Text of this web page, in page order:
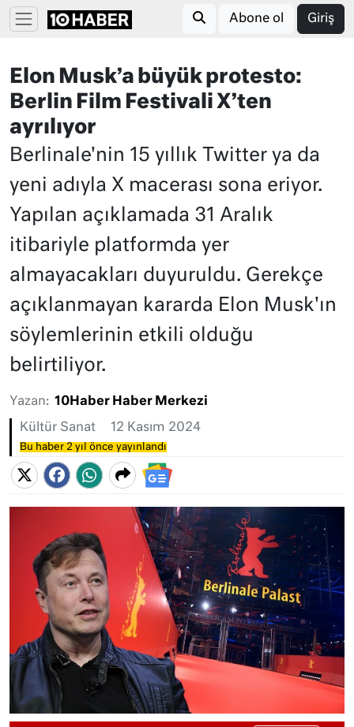
Abone ol Giriş
Elon Musk’a büyük protesto:
Berlin Film Festivali X’ten
ayrılıyor
Berlinale'nin 15 yıllık Twitter ya da
yeni adıyla X macerası sona eriyor.
Yapılan açıklamada 31 Aralık
itibariyle platformda yer
almayacakları duyuruldu. Gerekçe
açıklanmayan kararda Elon Musk'ın
söylemlerinin etkili olduğu
belirtiliyor.
Yazan: 10Haber Haber Merkezi
Kültür Sanat 12 Kasım 2024
Bu haber 2 yıl önce yayınlandı